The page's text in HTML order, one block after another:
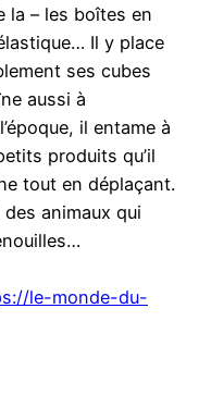
la – les boîtes en
Il y place
ses cubes
aussi à
il entame à
produits qu’il
tout en déplaçant.
animaux qui
le-monde-du-